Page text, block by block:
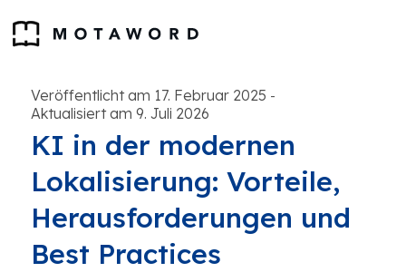
Veröffentlicht am 17. Februar 2025 -
Aktualisiert am 9. Juli 2026
KI in der modernen
Lokalisierung: Vorteile,
Herausforderungen und
Best Practices